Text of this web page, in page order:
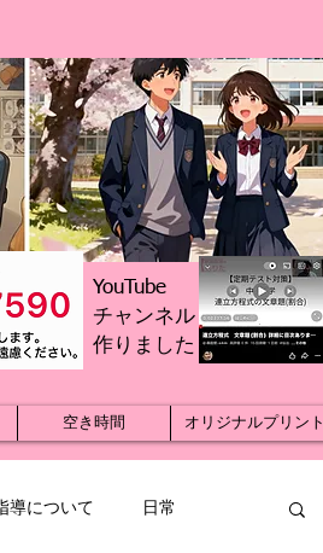
YouTube
チャンネル
​作りました
空き時間 オリジナルプリント
導について 日常